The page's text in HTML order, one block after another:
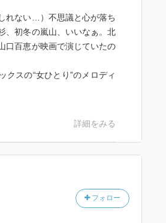
れない…）不思議と心が落ち
、初冬の嵐山、いいなぁ。北
口百恵が映画で演じていたの
スの“女ひとり”のメロディ
詳細をみる
フォロー